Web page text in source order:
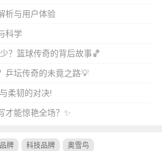
析与用户体验
科学
？篮球传奇的背后故事🏀
乒坛传奇的未竟之路💡
柔韧的对决!
才能惊艳全场？✨
牌 科技品牌 奥雪鸟